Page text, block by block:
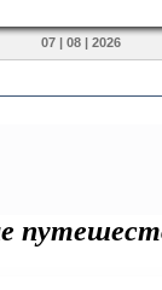
07 | 08 | 2026